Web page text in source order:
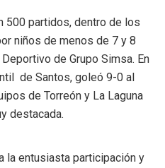
500 partidos, dentro de los
niños de menos de 7 y 8
de Grupo Simsa. En
de Santos, goleó 9-0 al
de Torreón y La Laguna
destacada.
la entusiasta participación y